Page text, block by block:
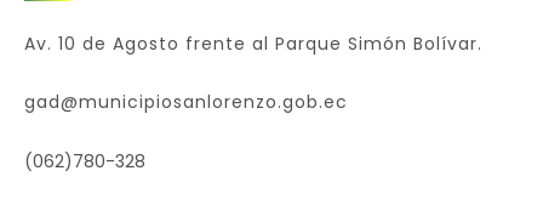
Av. 10 de Agosto frente al Parque Simón Bolívar.
gad@municipiosanlorenzo.gob.ec
(062)780-328